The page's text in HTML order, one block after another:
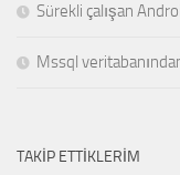
Sürekli çalışan
Mssql
TAKIP ETTIKLERIM